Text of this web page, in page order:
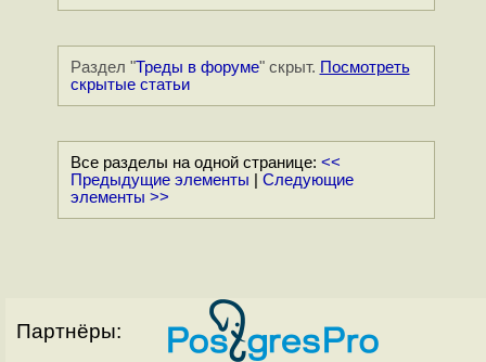
Раздел "Треды в форуме" скрыт. Посмотреть
скрытые статьи
Все разделы на одной странице: <<
Предыдущие элементы
Следующие
элементы >>
Партнёры: